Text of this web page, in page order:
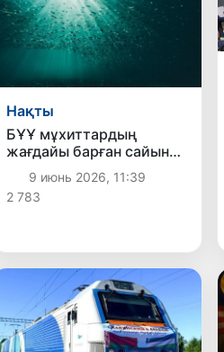
Нақты
БҰҰ мұхиттардың
жағдайы барған сайын
нашарлап бара
жатқанын ескертті
9 июнь 2026, 11:39
2 783